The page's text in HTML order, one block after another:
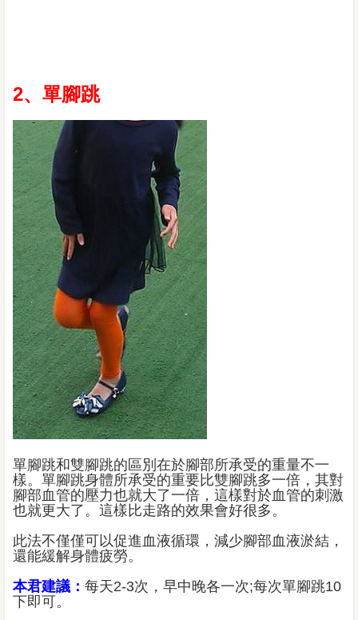
2、單腳跳
單腳跳和雙腳跳的區別在於腳部所承受的重量不一
樣。單腳跳身體所承受的重要比雙腳跳多一倍，其對
腳部血管的壓力也就大了一倍，這樣對於血管的刺激
也就更大了。這樣比走路的效果會好很多。
此法不僅僅可以促進血液循環，減少腳部血液淤結，
還能緩解身體疲勞。
本君建議： 每天2-3次，早中晚各一次;每次單腳跳10
下即可。